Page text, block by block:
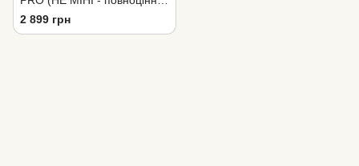
версія) 1080P 1/8 Гб
2 899 грн